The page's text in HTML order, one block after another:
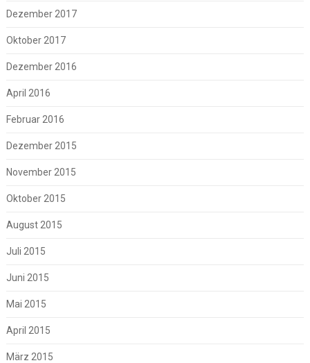
Dezember 2017
Oktober 2017
Dezember 2016
April 2016
Februar 2016
Dezember 2015
November 2015
Oktober 2015
August 2015
Juli 2015
Juni 2015
Mai 2015
April 2015
März 2015